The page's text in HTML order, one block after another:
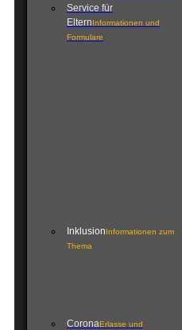
Service für
ElternInformationen und
Formulare
InklusionInformationen zum
Thema
CoronaErlasse und